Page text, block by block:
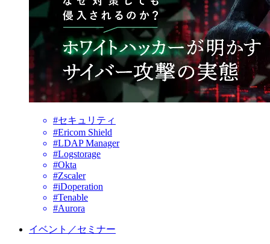
#セキュリティ
#Ericom Shield
#LDAP Manager
#Logstorage
#Okta
#Zscaler
#iDoperation
#Tenable
#Aurora
イベント／セミナー